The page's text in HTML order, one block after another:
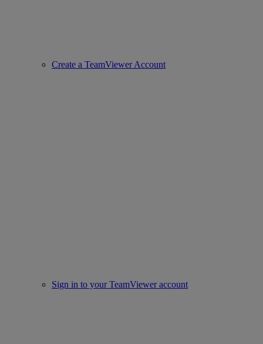
Create a TeamViewer Account
Sign in to your TeamViewer account